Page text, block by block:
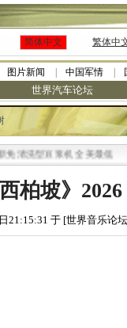
简体中文 繁体中
图片新闻 中国军情
世界汽车论坛
清洗型豆浆机 全美最低
柏坡》2026
21:15:31 于 [世界音乐论